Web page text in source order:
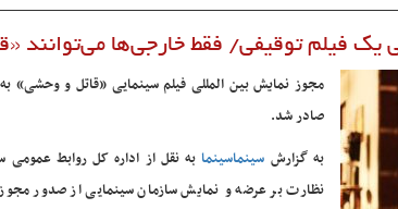
یک فیلم توقیفی/ فقط خارجی‌ها می‌توانند
مجوز نمایش بین المللی فیلم سینمایی «قاتل و وحشی»
صادر شد.
به گزارش سینماسینمابه نقل از اداره‌ کل روابط عمومی
نظارت بر عرضه و‌ نمایش سازمان سینمایی از صدور مجوز